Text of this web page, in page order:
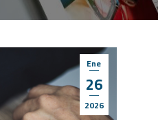
Ene
26
2026